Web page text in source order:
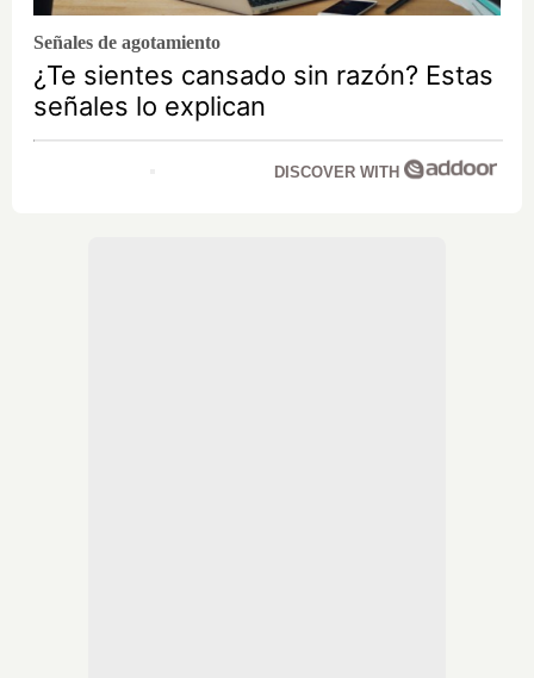
Señales de agotamiento
¿Te sientes cansado sin razón? Estas
señales lo explican
DISCOVER WITH